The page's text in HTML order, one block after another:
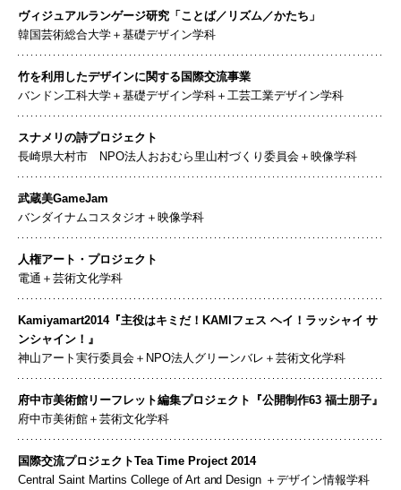
ヴィジュアルランゲージ研究「ことば／リズム／かたち」
韓国芸術総合大学＋基礎デザイン学科
竹を利用したデザインに関する国際交流事業
バンドン工科大学＋基礎デザイン学科＋工芸工業デザイン学科
スナメリの詩プロジェクト
長崎県大村市 NPO法人おおむら里山村づくり委員会＋映像学科
武蔵美GameJam
バンダイナムコスタジオ＋映像学科
人権アート・プロジェクト
電通＋芸術文化学科
Kamiyamart2014『主役はキミだ！KAMIフェス ヘイ！ラッシャイ サ
ンシャイン！』
神山アート実行委員会＋NPO法人グリーンバレ＋芸術文化学科
府中市美術館リーフレット編集プロジェクト『公開制作63 福士朋子』
府中市美術館＋芸術文化学科
国際交流プロジェクトTea Time Project 2014
Central Saint Martins College of Art and Design ＋デザイン情報学科